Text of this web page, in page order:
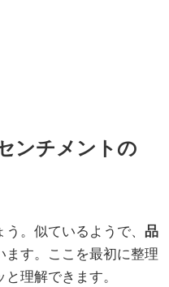
ンチメントの
。似ているようで、 品
ます。ここを最初に整理
理解できます。